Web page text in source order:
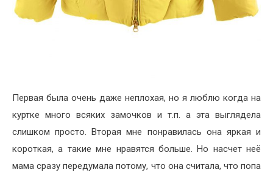
Первая была очень даже неплохая, но я люблю когда на
куртке много всяких замочков и т.п. а эта выглядела
слишком просто. Вторая мне понравилась она яркая и
короткая, а такие мне нравятся больше. Но насчет неё
мама сразу передумала потому, что она считала, что попа